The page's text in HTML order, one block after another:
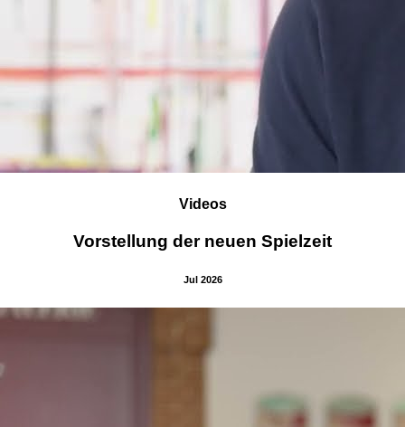
Videos
Vorstellung der neuen Spielzeit
Jul 2026